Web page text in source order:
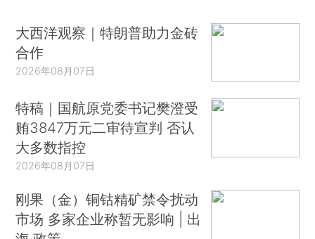
大西洋观察｜特朗普助力金砖
合作
2026年08月07日
特稿｜国航原党委书记樊澄受
贿3847万元二审待宣判 否认
大多数指控
2026年08月07日
刚果（金）铜钴精矿禁令扰动
市场 多家企业称暂无影响 | 出